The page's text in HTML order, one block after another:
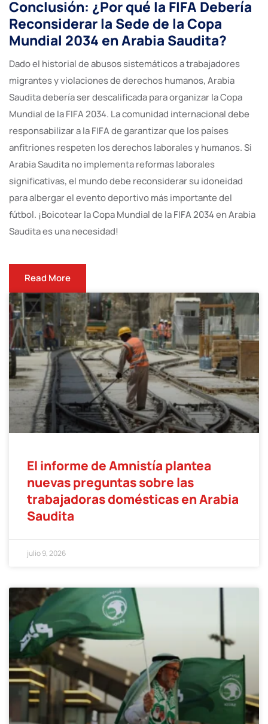
Conclusión: ¿Por qué la FIFA Debería
Reconsiderar la Sede de la Copa
Mundial 2034 en Arabia Saudita?
Dado el historial de abusos sistemáticos a trabajadores
migrantes y violaciones de derechos humanos, Arabia
Saudita debería ser descalificada para organizar la Copa
Mundial de la FIFA 2034. La comunidad internacional debe
responsabilizar a la FIFA de garantizar que los países
anfitriones respeten los derechos laborales y humanos. Si
Arabia Saudita no implementa reformas laborales
significativas, el mundo debe reconsiderar su idoneidad
para albergar el evento deportivo más importante del
fútbol. ¡Boicotear la Copa Mundial de la FIFA 2034 en Arabia
Saudita es una necesidad!
Read More
El informe de Amnistía plantea
nuevas preguntas sobre las
trabajadoras domésticas en Arabia
Saudita
julio 9, 2026